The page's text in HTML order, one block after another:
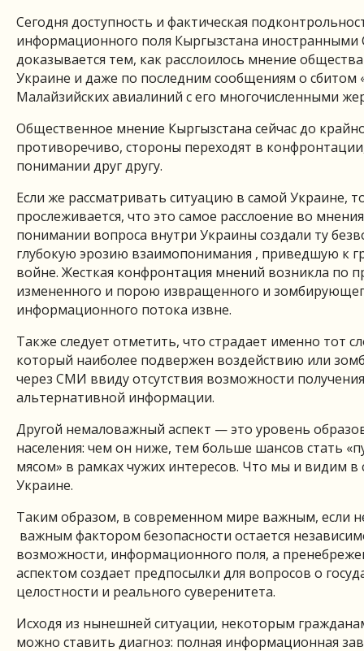
Сегодня доступность и фактическая
информационного поля Кыргызстана
доказывается тем, как расслоилось мнение
Украине и даже по последним сообщениям о сбитом
Малайзийских авиалиний с его многочисленными
Общественное мнение Кыргызстана сейчас до
противоречиво, стороны переходят в
понимании друг другу.
Если же рассматривать ситуацию в самой Украине,
прослеживается, что это самое расслоение во
понимании вопроса внутри Украины создали ту
глубокую эрозию взаимопонимания , приведшую к
войне. Жесткая конфронтация мнений возникла по
измененного и порою извращенного и
информационного потока извне.
Также следует отметить, что страдает именно тот
который наиболее подвержен воздействию или
через СМИ ввиду отсутствия возможности
альтернативной информации.
Другой немаловажный аспект — это уровень
населения: чем он ниже, тем больше шансов стать
мясом» в рамках чужих интересов. Что мы и видим в
Украине.
Таким образом, в современном мире важным, если
важным фактором безопасности остается
возможности, информационного поля, а
аспектом создает предпосылки для вопросов о
целостности и реального суверенитета.
Исходя из нынешней ситуации, некоторым
можно ставить диагноз: полная информационная